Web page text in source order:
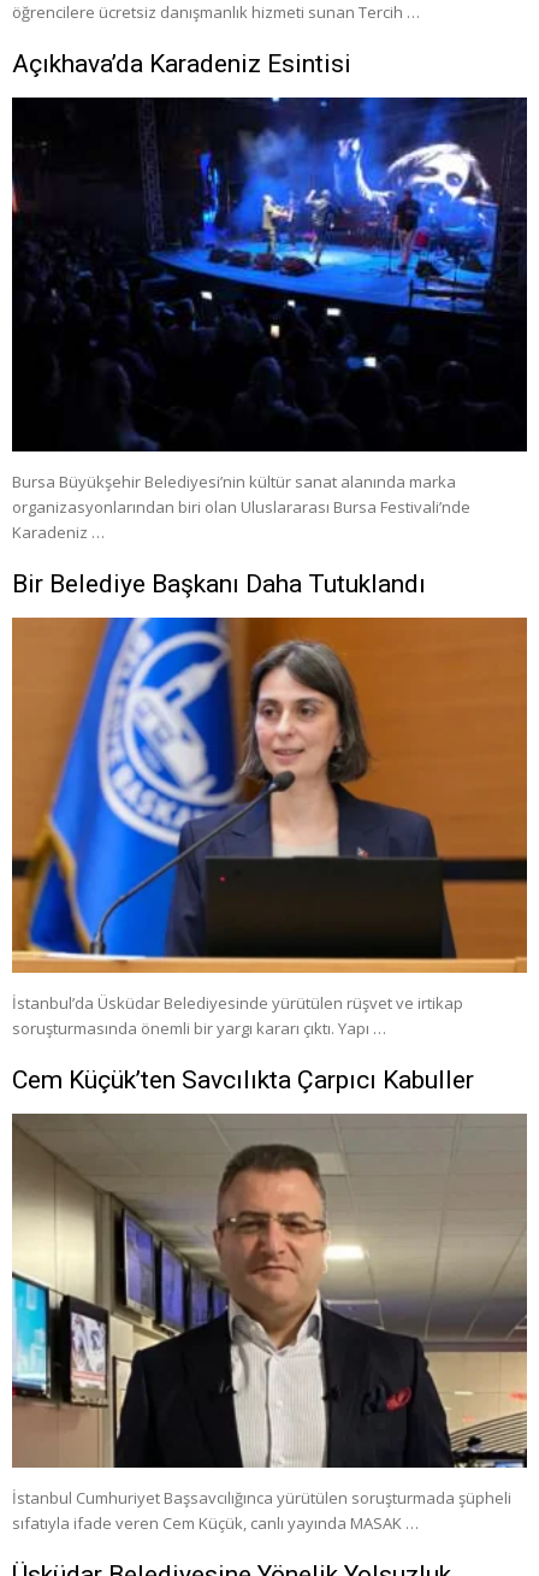
öğrencilere ücretsiz danışmanlık hizmeti sunan Tercih …
Açıkhava’da Karadeniz Esintisi
Bursa Büyükşehir Belediyesi’nin kültür sanat alanında marka
organizasyonlarından biri olan Uluslararası Bursa Festivali’nde
Karadeniz …
Bir Belediye Başkanı Daha Tutuklandı
İstanbul’da Üsküdar Belediyesinde yürütülen rüşvet ve irtikap
soruşturmasında önemli bir yargı kararı çıktı. Yapı …
Cem Küçük’ten Savcılıkta Çarpıcı Kabuller
İstanbul Cumhuriyet Başsavcılığınca yürütülen soruşturmada şüpheli
sıfatıyla ifade veren Cem Küçük, canlı yayında MASAK …